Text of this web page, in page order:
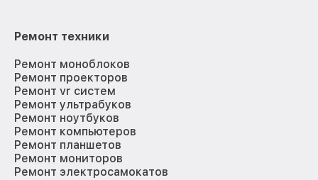
Ремонт техники
Ремонт моноблоков
Ремонт проекторов
Ремонт vr систем
Ремонт ультрабуков
Ремонт ноутбуков
Ремонт компьютеров
Ремонт планшетов
Ремонт мониторов
Ремонт электросамокатов